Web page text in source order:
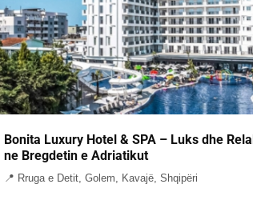
Bonita Luxury Hotel & SPA – Luks dhe
ne Bregdetin e Adriatikut
📍 Rruga e Detit, Golem, Kavajë, Shqipëri